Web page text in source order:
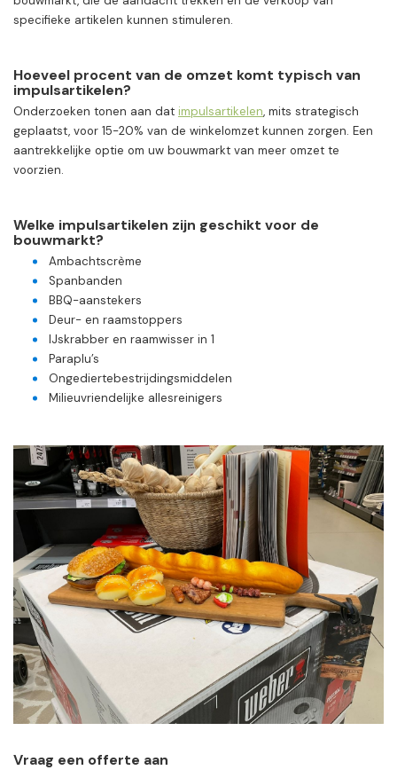
specifieke artikelen kunnen stimuleren.
Hoeveel procent van de omzet komt typisch van
impulsartikelen?
Onderzoeken tonen aan dat impulsartikelen, mits strategisch
geplaatst, voor 15-20% van de winkelomzet kunnen zorgen. Een
aantrekkelijke optie om uw bouwmarkt van meer omzet te
voorzien.
Welke impulsartikelen zijn geschikt voor de
bouwmarkt?
Ambachtscrème
Spanbanden
BBQ-aanstekers
Deur- en raamstoppers
IJskrabber en raamwisser in 1
Paraplu’s
Ongediertebestrijdingsmiddelen
Milieuvriendelijke allesreinigers
Vraag een offerte aan